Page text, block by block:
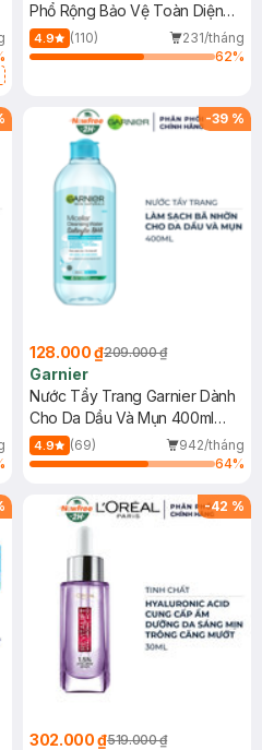
Phổ Rộng Bảo Vệ Toàn Diện
40ml
4.9 (110)
231/tháng
62%
-39 %
128.000 ₫209.000 ₫
Garnier
Nước Tẩy Trang Garnier Dành
Cho Da Dầu Và Mụn 400ml
(Mới)
4.9 (69)
942/tháng
64%
-42 %
302.000 ₫519.000 ₫